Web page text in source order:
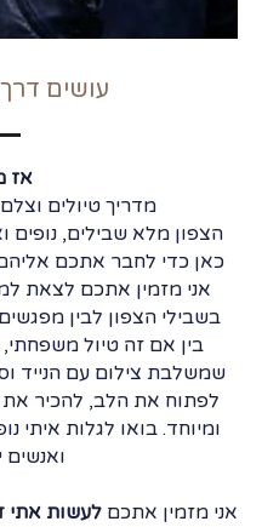
עושים
אז
מדריך טיולים וצלם
הצפון מלא שבילים, נופים
כאן כדי לחבר אתכם
אני מזמין אתכם לצאת
בשבילי הצפון לבין
בין אם זה טיול משפחתי,
שמשלבת צילום עם הנייד
לפתוח את הלב, להכיר את
ומיוחד. בואו לגלות איתי
ואנשים
אני מזמין אתכם לעשות אתי